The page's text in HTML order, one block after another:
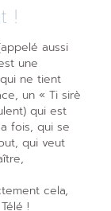
!
aussi
une
ne tient
un « Ti sirè
qui est
fois, qui se
qui veut
cela,
!